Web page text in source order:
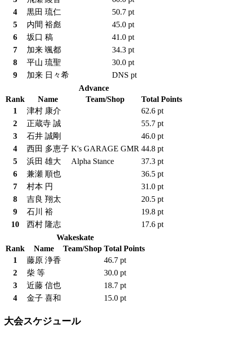
4
黒田 琉仁
50.7 pt
5
内間 裕彪
45.0 pt
6
坂口 稿
41.0 pt
7
加来 颯都
34.3 pt
8
平山 琉聖
30.0 pt
9
加来 日々希
DNS pt
Advance
Rank
Name Team/Shop
Total Points
1
津村 康介
62.6 pt
2
正蔵寺 誠
55.7 pt
3
石井 誠剛
46.0 pt
4
西田 多恵子 K's GARAGE GMR 44.8 pt
5
浜田 雄大 Alpha Stance
37.3 pt
6
兼瀬 順也
36.5 pt
7
村本 円
31.0 pt
8
吉良 翔太
20.5 pt
9
石川 裕
19.8 pt
10
西村 隆志
17.6 pt
Wakeskate
Rank
Name Team/Shop Total Points
1
藤原 浄香
46.7 pt
2
柴 等
30.0 pt
3
近藤 信也
18.7 pt
4
金子 喜和 15.0 pt
大会スケジュール